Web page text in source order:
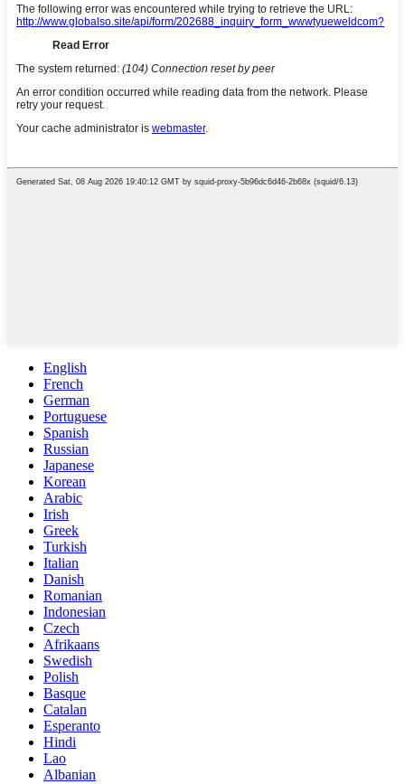
English
French
German
Portuguese
Spanish
Russian
Japanese
Korean
Arabic
Irish
Greek
Turkish
Italian
Danish
Romanian
Indonesian
Czech
Afrikaans
Swedish
Polish
Basque
Catalan
Esperanto
Hindi
Lao
Albanian